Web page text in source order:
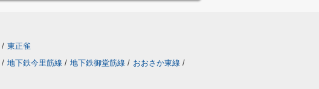
/ 東正雀
/ 地下鉄今里筋線 / 地下鉄御堂筋線 / おおさか東線 /